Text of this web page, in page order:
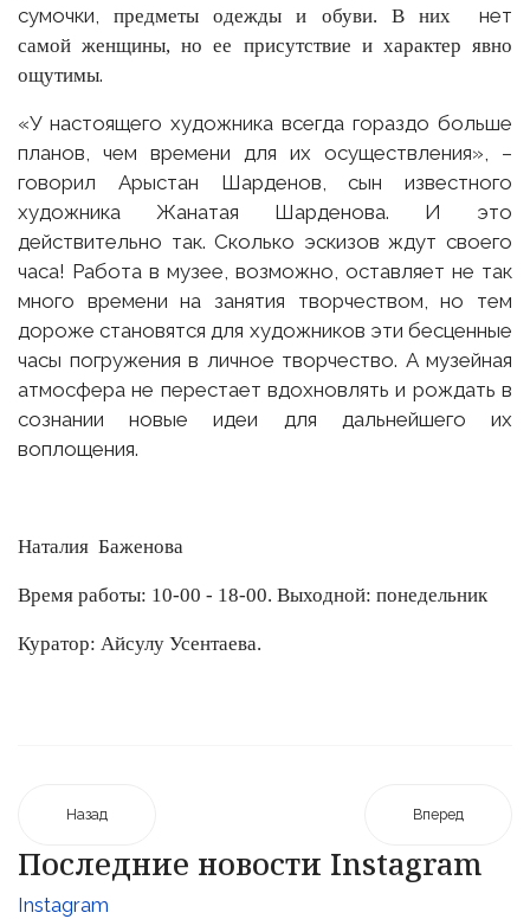
сумочки,предметы одежды и обуви. В нихнет
самой женщины, но ее присутствие и характерявно
ощутимы.
«У настоящего художника всегда гораздо больше
планов, чем времени для их осуществления», –
говорил Арыстан Шарденов, сын известного
художника Жанатая Шарденова. И это
действительно так. Сколько эскизов ждут своего
часа! Работа в музее, возможно, оставляет не так
много времени на занятия творчеством, но тем
дороже становятся для художников эти бесценные
часы погружения в личное творчество. А музейная
атмосфера не перестает вдохновлять и рождать в
сознании новые идеи для дальнейшего их
воплощения.
Наталия Баженова
Время работы: 10-00 - 18-00. Выходной: понедельник
Куратор: Айсулу Усентаева.
Назад Вперед
Последние новости Instagram
Instagram